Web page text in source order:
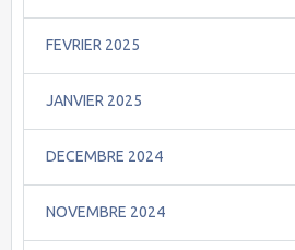
FEVRIER 2025
JANVIER 2025
DECEMBRE 2024
NOVEMBRE 2024